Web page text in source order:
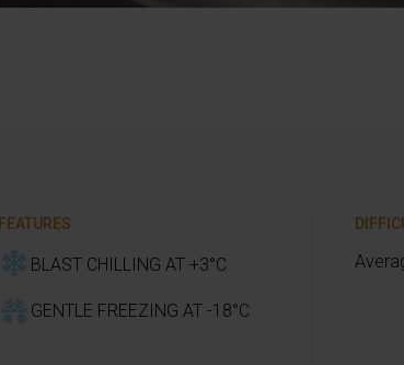
FEATURES
BLAST CHILLING AT +3°C
GENTLE FREEZING AT -18°C